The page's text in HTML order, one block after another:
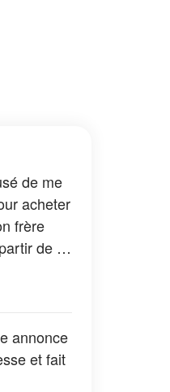
de me
acheter
frère
de la
annonce
et fait